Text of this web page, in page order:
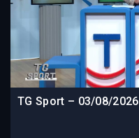
TG Sport – 03/08/2026